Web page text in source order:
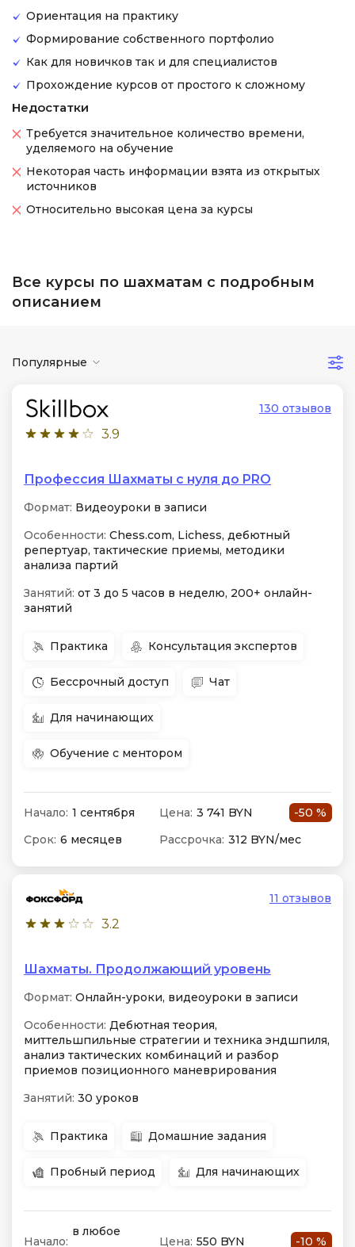
Ориентация на практику
Формирование собственного портфолио
Как для новичков так и для специалистов
Прохождение курсов от простого к сложному
Недостатки
Требуется значительное количество времени,
уделяемого на обучение
Некоторая часть информации взята из открытых
источников
Относительно высокая цена за курсы
Все курсы по шахматам с подробным
описанием
Популярные
3.9
130 отзывов
Профессия Шахматы с нуля до PRO
Формат: Видеоуроки в записи
Особенности: Chess.com, Lichess, дебютный
репертуар, тактические приемы, методики
анализа партий
Занятий: от 3 до 5 часов в неделю, 200+ онлайн-
занятий
Практика Консультация экспертов
Бессрочный доступ Чат
Для начинающих
Обучение с ментором
Начало: 1 сентября Цена: 3 741 BYN
-50 %
Срок: 6 месяцев Рассрочка: 312 BYN/мес
3.2
11 отзывов
Шахматы. Продолжающий уровень
Формат: Онлайн-уроки, видеоуроки в записи
Особенности: Дебютная теория,
миттельшпильные стратегии и техника эндшпиля,
анализ тактических комбинаций и разбор
приемов позиционного маневрирования
Занятий: 30 уроков
Практика Домашние задания
Пробный период Для начинающих
Начало:
в любое
Цена: 550 BYN -10 %